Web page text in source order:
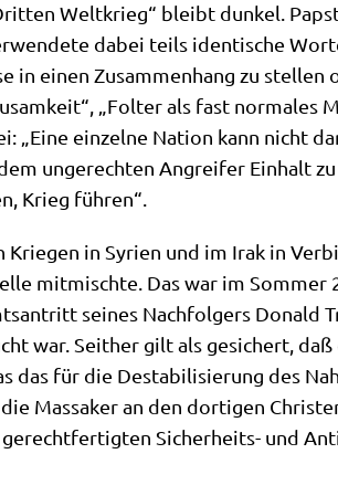
Welt­krieg“ bleibt dun­kel.
dabei teils iden­ti­sche
in einen Zusam­men­hang zu
„Fol­ter als fast
„Eine ein­zel­ne Nati­on kann nicht
unge­rech­ten Angrei­fer Ein­halt
Krieg führen“.
Krie­gen in Syri­en und im Irak in
mit­misch­te. Das war im Som­mer
sei­nes Nach­fol­gers Donald
war. Seit­her gilt als gesi­chert,
das für die Desta­bi­li­sie­rung des
Mas­sa­ker an den dor­ti­gen
Sicher­heits- und